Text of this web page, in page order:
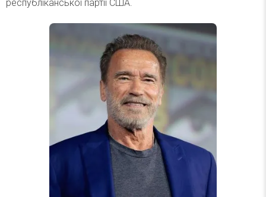
республіканської партії США.